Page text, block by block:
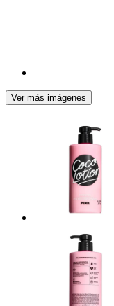
Ver más imágenes